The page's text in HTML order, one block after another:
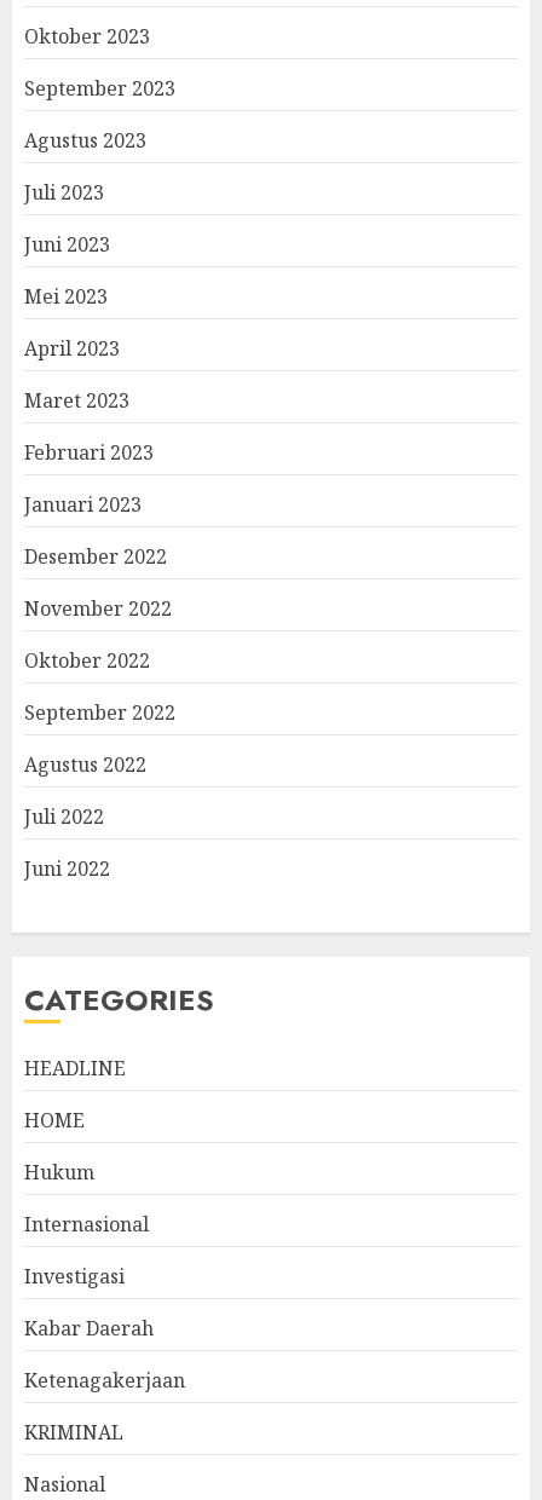
Oktober 2023
September 2023
Agustus 2023
Juli 2023
Juni 2023
Mei 2023
April 2023
Maret 2023
Februari 2023
Januari 2023
Desember 2022
November 2022
Oktober 2022
September 2022
Agustus 2022
Juli 2022
Juni 2022
CATEGORIES
HEADLINE
HOME
Hukum
Internasional
Investigasi
Kabar Daerah
Ketenagakerjaan
KRIMINAL
Nasional